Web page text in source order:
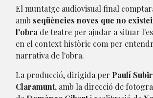
El muntatge audiovisual final
amb seqüències noves que no
l'obra de teatre per ajudar a situar
en el context històric com per
narrativa de l'obra.
La producció, dirigida per Paulí
Claramunt, amb la direcció de